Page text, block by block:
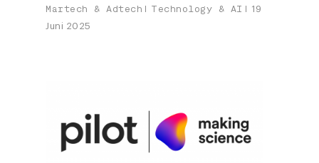
Martech & Adtech
Technology & AI
19
Juni 2025